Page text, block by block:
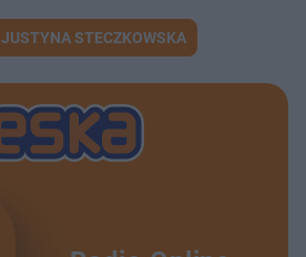
JUSTYNA STECZKOWSKA